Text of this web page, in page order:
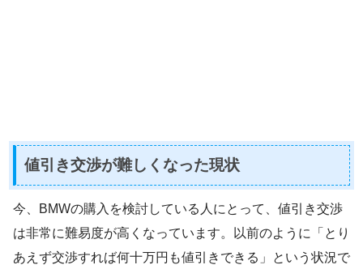
値引き交渉が難しくなった現状
今、BMWの購入を検討している人にとって、値引き交渉
は非常に難易度が高くなっています。以前のように「とり
あえず交渉すれば何十万円も値引きできる」という状況で